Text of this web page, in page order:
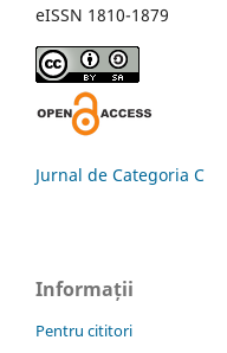
eISSN 1810-1879
Jurnal de Categoria C
Informații
Pentru cititori